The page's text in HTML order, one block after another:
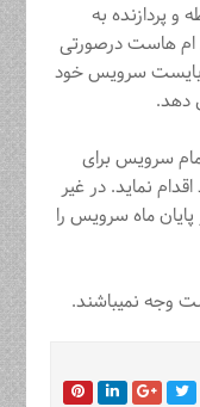
و پردازنده به
هاست درصورتی
بایست سرویس خود
دهد.
قبل از ‏اتمام سرویس برای
‏نماید. در غیر
ماه سرویس را